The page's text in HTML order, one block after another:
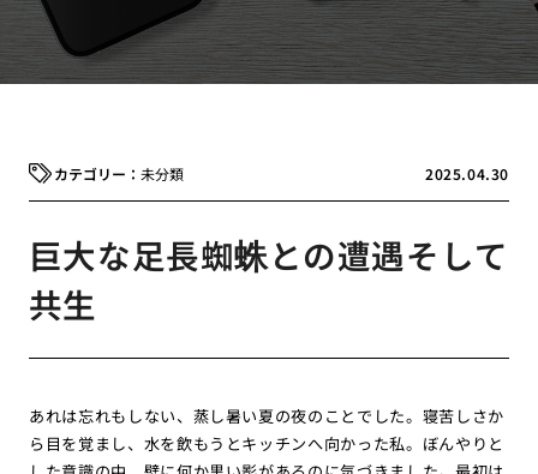
2025.04.30
未分類
巨大な足長蜘蛛との遭遇そして
共生
あれは忘れもしない、蒸し暑い夏の夜のことでした。寝苦しさか
ら目を覚まし、水を飲もうとキッチンへ向かった私。ぼんやりと